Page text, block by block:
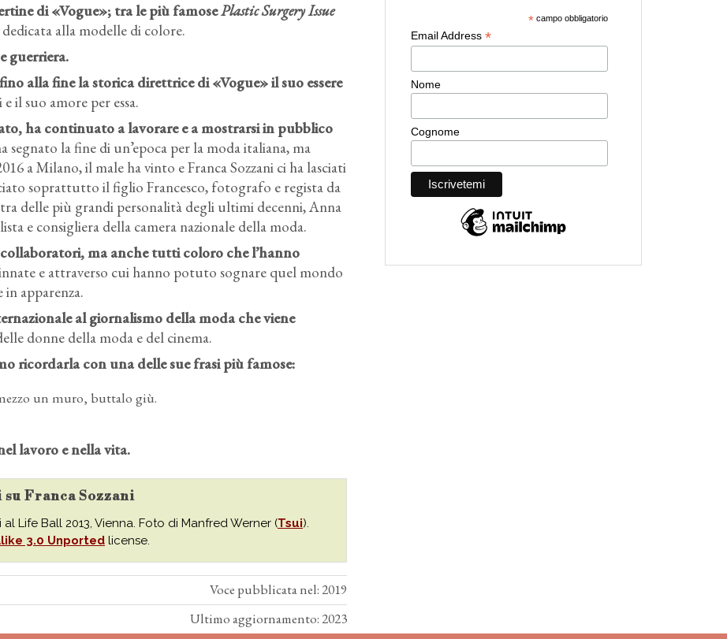
di «Vogue»; tra le più famosePlastic Surgery Issue
dedicata alla modelle di colore.
guerriera.
alla fine la storica direttrice di «Vogue» il suo essere
il suo amore per essa.
ha continuato a lavorare e a mostrarsi in pubblico
la fine di un’epoca per la moda italiana, ma
a Milano, il male ha vinto e Franca Sozzani ci ha lasciati
soprattutto il figlio Francesco, fotografo e regista da
delle più grandi personalità degli ultimi decenni, Anna
e consigliera della camera nazionale della moda.
ma anche tutti coloro che l’hanno
e attraverso cui hanno potuto sognare quel mondo
apparenza.
al giornalismo della moda che viene
donne della moda e del cinema.
ricordarla con una delle sue frasi più famose:
un muro, buttalo giù.
lavoro e nella vita.
Franca Sozzani
Life Ball 2013, Vienna. Foto di Manfred Werner (Tsui).
3.0 Unported license.
Voce pubblicata nel: 2019
Ultimo aggiornamento: 2023